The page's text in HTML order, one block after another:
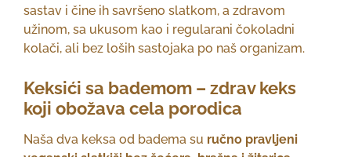
sastav i čine ih savršeno slatkom, a zdravom
užinom, sa ukusom kao i regularani čokoladni
kolači, ali bez loših sastojaka po naš organizam.
Keksići sa bademom – zdrav keks
koji obožava cela porodica
Naša dva keksa od badema su ručno pravljeni